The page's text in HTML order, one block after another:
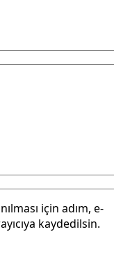
için adım, e-
kaydedilsin.